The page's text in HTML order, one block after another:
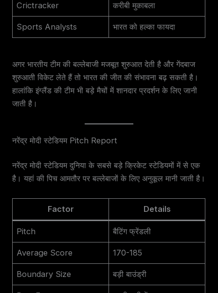
Crictracker करीबी मुकाबला
Sports Analysts भारत को हल्का फायदा
अगर भारतीय टीम की बल्लेबाजी मजबूत शुरुआत देती है और गेंदबाज
शुरुआती विकेट लेते हैं तो भारत की जीत की संभावना बढ़ सकती है।
हालांकि इंग्लैंड की टीम भी बड़े मैचों में शानदार प्रदर्शन के लिए जानी
जाती है।
नरेंद्र मोदी स्टेडियम Pitch Report
नरेंद्र मोदी स्टेडियम दुनिया के सबसे बड़े क्रिकेट स्टेडियमों में से एक
है। यहां की पिच आमतौर पर बल्लेबाजों के लिए अनुकूल मानी जाती है।
Factor Details
Pitch बैटिंग फ्रेंडली
Average Score 170-185
Boundary Size बड़ी बाउंड्री